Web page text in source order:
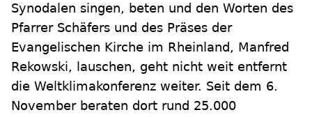
Synodalen singen, beten und den Worten des
Pfarrer Schäfers und des Präses der
Evangelischen Kirche im Rheinland, Manfred
Rekowski, lauschen, geht nicht weit entfernt
die Weltklimakonferenz weiter. Seit dem 6.
November beraten dort rund 25.000